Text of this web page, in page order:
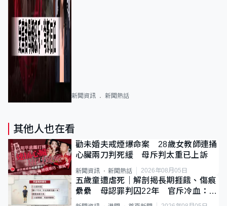
新聞資訊 新聞熱話
其他人也在看
勸未婚夫戒煙爆命案 28歲女教師連捅
心臟兩刀判死緩 母斥判太重已上訴
新聞資訊 新聞熱話 2026年08月05日
五歲童遭虐死｜解剖揭長期捱餓、傷痕
纍纍 母認罪判囚22年 官斥冷血：同
類案最惡劣